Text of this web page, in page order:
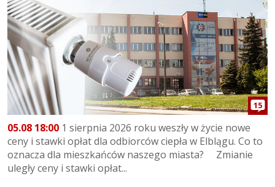
15
05.08 18:00 1 sierpnia 2026 roku weszły w życie nowe
ceny i stawki opłat dla odbiorców ciepła w Elblągu. Co to
oznacza dla mieszkańców naszego miasta? Zmianie
uległy ceny i stawki opłat...